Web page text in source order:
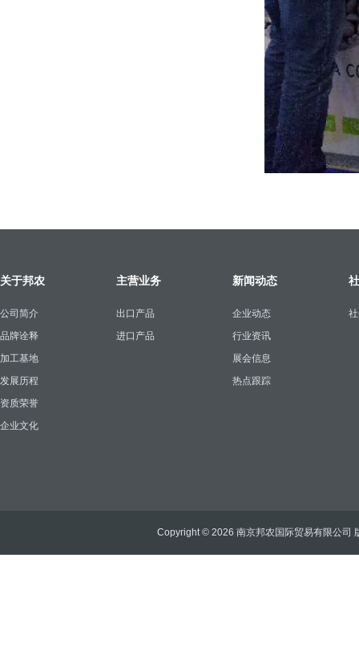
关于邦农
公司简介
品牌诠释
加工基地
发展历程
资质荣誉
企业文化
主营业务
出口产品
进口产品
新闻动态
企业动态
行业资讯
展会信息
热点跟踪
Copyright © 2026 南京邦农国际贸易有限公司